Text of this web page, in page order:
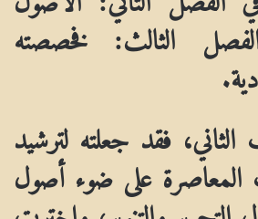
الثالث: فخصصته
فقد جعلته لترشيد
المعاصرة على ضوء أصول